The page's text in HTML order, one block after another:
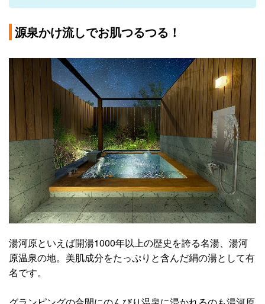
源泉かけ流しでお肌つるつる！
湯河原といえば開湯1000年以上の歴史を誇る名湯、湯河
原温泉の地。美肌成分をたっぷりと含んだ絹の湯として有
名です。